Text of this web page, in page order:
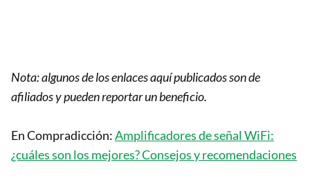
Nota: algunos de los enlaces aquí publicados son de
afiliados y pueden reportar un beneficio.
En Compradicción:Amplificadores de señal WiFi:
¿cuáles son los mejores? Consejos y recomendaciones